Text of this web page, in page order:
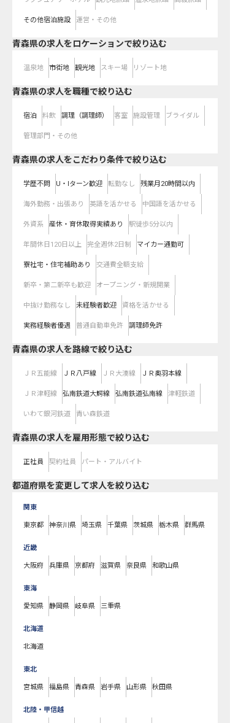
その他宿泊施設 運営・その他
青森県の求人をロケーションで絞り込む
温泉地 市街地 観光地 スキー場 リゾート地
青森県の求人を職種で絞り込む
宿泊 料飲 調理（調理師） 客室 施設管理 ブライダル
管理部門・その他
青森県の求人をこだわり条件で絞り込む
学歴不問 U・Iターン歓迎 転勤なし 残業月20時間以内
海外勤務・出張あり 英語を活かせる 中国語を活かせる
外資系 産休・育休取得実績あり 駅徒歩5分以内
年間休日120日以上 完全週休2日制 マイカー通勤可
寮社宅・住宅補助あり 交通費全額支給
新卒・第二新卒も歓迎 オープニング・新規開業
中抜け勤務なし 未経験者歓迎 資格を活かせる
実務経験者優遇 普通自動車免許 調理師免許
青森県の求人を路線で絞り込む
ＪＲ五能線 ＪＲ八戸線 ＪＲ大湊線 ＪＲ奥羽本線
ＪＲ津軽線 弘南鉄道大鰐線 弘南鉄道弘南線 津軽鉄道
いわて銀河鉄道 青い森鉄道
青森県の求人を雇用形態で絞り込む
正社員 契約社員 パート・アルバイト
都道府県を変更して求人を絞り込む
関東
東京都 神奈川県 埼玉県 千葉県 茨城県 栃木県 群馬県
近畿
大阪府 兵庫県 京都府 滋賀県 奈良県 和歌山県
東海
愛知県 静岡県 岐阜県 三重県
北海道
北海道
東北
宮城県 福島県 青森県 岩手県 山形県 秋田県
北陸・甲信越